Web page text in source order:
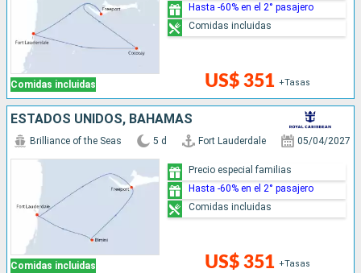
Comidas incluidas US$ 351 +Tasas
Hasta -60% en el 2° pasajero
Comidas incluidas
ESTADOS UNIDOS, BAHAMAS
Comidas incluidas
Brilliance of the Seas 5 d Fort Lauderdale 05/04/2027
US$ 351 +Tasas
Precio especial familias
Hasta -60% en el 2° pasajero
Comidas incluidas